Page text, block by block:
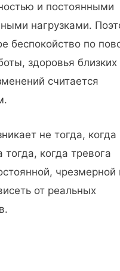
и постоянными
нагрузками.
беспокойство по
здоровья близких
считается
не тогда, когда
тогда, когда тревога
чрезмерной
от реальных